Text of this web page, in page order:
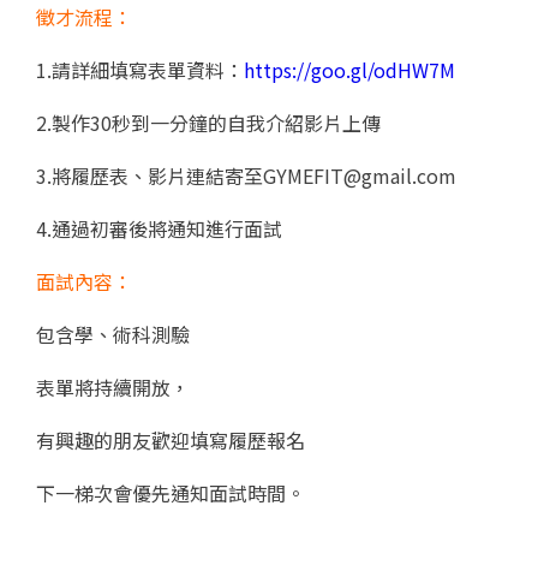
徵才流程：
1.請詳細填寫表單資料： https://goo.gl/odHW7M
2.製作30秒到一分鐘的自我介紹影片上傳
3.將履歷表、影片連結寄至GYMEFIT@gmail.com
4.通過初審後將通知進行面試
面試內容：
包含學、術科測驗
表單將持續開放，
有興趣的朋友歡迎填寫履歷報名
下一梯次會優先通知面試時間。